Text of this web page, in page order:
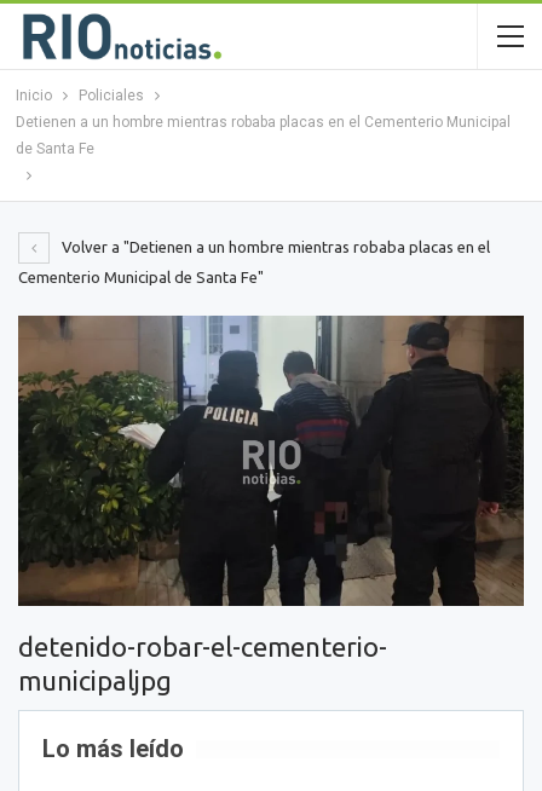
Inicio
Policiales
Detienen a un hombre mientras robaba placas en el Cementerio Municipal
de Santa Fe
Volver a "Detienen a un hombre mientras robaba placas en el
Cementerio Municipal de Santa Fe"
detenido-robar-el-cementerio-
municipaljpg
Lo más leído